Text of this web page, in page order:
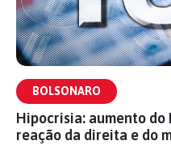
BOLSONARO
Hipocrisia: aumento do
reação da direita e do